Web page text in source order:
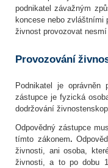
podnikatel závažným
koncese nebo zvláštními
živnost provozovat
Provozování
Podnikatel je oprávněn
zástupce je fyzická
dodržování
Odpovědný zástupce
tímto zákonem.
živnosti, ani osoba,
živnosti, a to po dobu